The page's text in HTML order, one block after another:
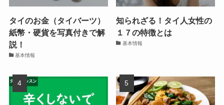
タイのお金（タイバーツ）
紙幣・硬貨を写真付きで解
説！
基本情報
知られざる！タイ人女性の
１７の特徴とは
基本情報